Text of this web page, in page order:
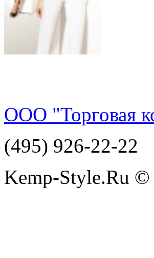
ООО "Торговая
(495) 926-22-22
Kemp-Style.Ru ©